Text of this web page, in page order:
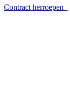
Contract herroepen